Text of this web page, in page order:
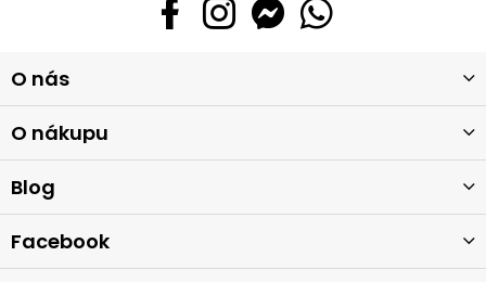
á
p
a
t
O nás
O nákupu
Blog
Facebook